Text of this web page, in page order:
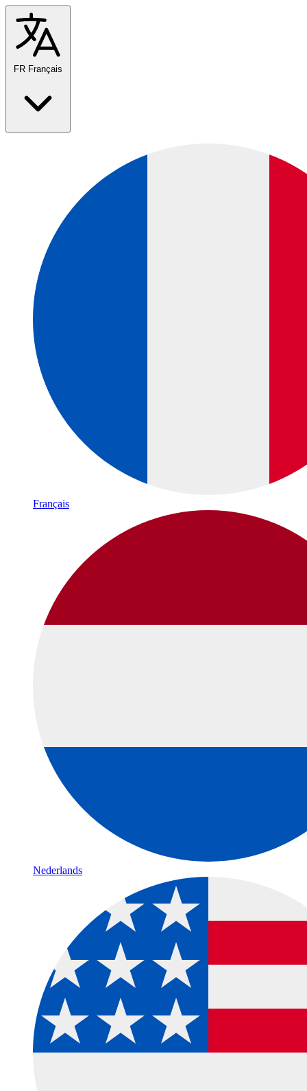
FR Français
Français
Nederlands